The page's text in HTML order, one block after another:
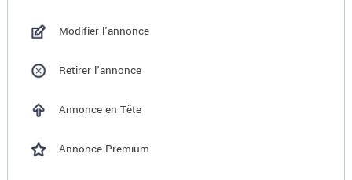
Modifier l'annonce
Retirer l'annonce
Annonce en Tête
Annonce Premium